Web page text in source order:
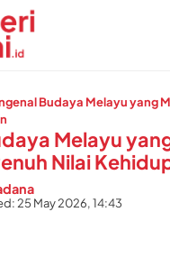
Budaya Melayu yang
Melayu
Nilai
25 May 2026, 14:43